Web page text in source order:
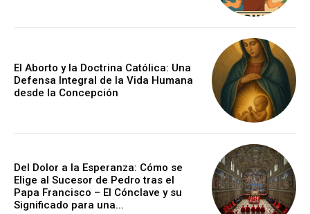
El Aborto y la Doctrina Católica: Una
Defensa Integral de la Vida Humana
desde la Concepción
Del Dolor a la Esperanza: Cómo se
Elige al Sucesor de Pedro tras el
Papa Francisco – El Cónclave y su
Significado para una...